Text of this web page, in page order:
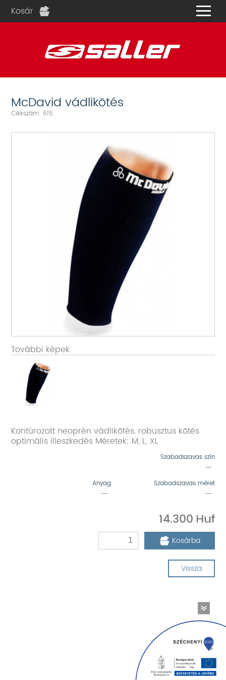
Kosár
McDavid vádlikötés
Cikkszám: 615
További képek
Kontúrozott neoprén vádlikötés. robusztus kötés
optimális illeszkedés Méretek: M, L, XL
Anyag
—
Szabadszavas méret
—
Szabadszavas szín
—
14.300
Kosárba
Vissza